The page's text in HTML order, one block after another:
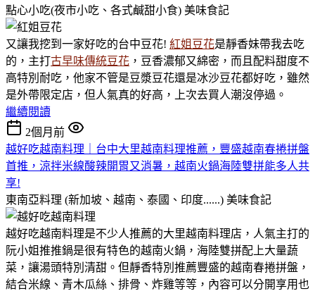
點心小吃(夜市小吃、各式鹹甜小食) 美味食記
又讓我挖到一家好吃的台中豆花! 紅姐豆花是靜香妹帶我去吃
的，主打古早味傳統豆花 ，豆香濃郁又綿密，而且配料甜度不
高特別耐吃，他家不管是豆漿豆花還是冰沙豆花都好吃，雖然
是外帶限定店，但人氣真的好高，上次去買人潮沒停過。
繼續閱讀
2個月前
越好吃越南料理｜台中大里越南料理推薦，豐盛越南春捲拼盤
首推，涼拌米線酸辣開胃又消暑，越南火鍋海陸雙拼能多人共
享!
東南亞料理 (新加坡、越南、泰國、印度......) 美味食記
越好吃越南料理是不少人推薦的大里越南料理店，人氣主打的
阮小姐推推鍋是很有特色的越南火鍋，海陸雙拼配上大量蔬
菜，讓湯頭特別清甜。但靜香特別推薦豐盛的越南春捲拼盤，
結合米線、青木瓜絲、排骨、炸雞等等，內容可以分開享用也